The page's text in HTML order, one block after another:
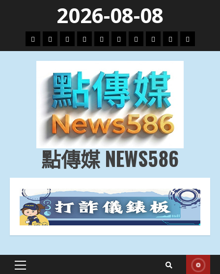
content
2026-08-08
頭
條
財
經
地
方.
會
文
教.
技
專
題
娛
樂
劇
政
治
國
際
運
動
生
活
點傳媒 NEWS586
Primary